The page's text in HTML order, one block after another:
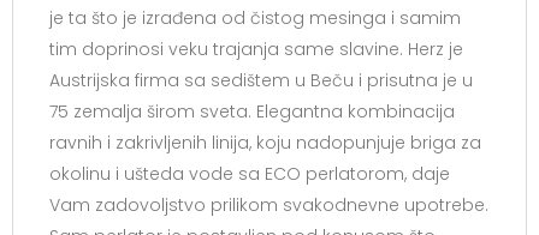
je ta što je izrađena od čistog mesinga i samim
tim doprinosi veku trajanja same slavine. Herz je
Austrijska firma sa sedištem u Beču i prisutna je u
75 zemalja širom sveta. Elegantna kombinacija
ravnih i zakrivljenih linija, koju nadopunjuje briga za
okolinu i ušteda vode sa ECO perlatorom, daje
Vam zadovoljstvo prilikom svakodnevne upotrebe.